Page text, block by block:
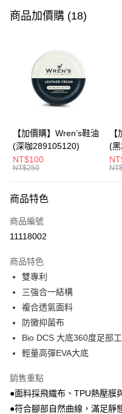
信用卡一次付款
Apple Pay
悠遊付
Google Pay
全盈+PAY
ATM付款
宅配
每筆NT$80，滿NT$990(含以
付款後門市自取
每筆NT$80，滿NT$699(含以
跨境配送 港澳、新馬
商品加價購 (18)
【加價購】Wren’s鞋油
(深咖289105120)
NT$100
NT$250
(
商品特色
商品編號
11118002
商品特色
雙專利
三強合一結構
複合透氣面料
防黴抑菌布
Bio DCS 大底360度足部
輕量高彈EVA大底
銷售重點
●面料採飛織布、TPU熱壓膜
●符合腳部自然曲線，滿足靜